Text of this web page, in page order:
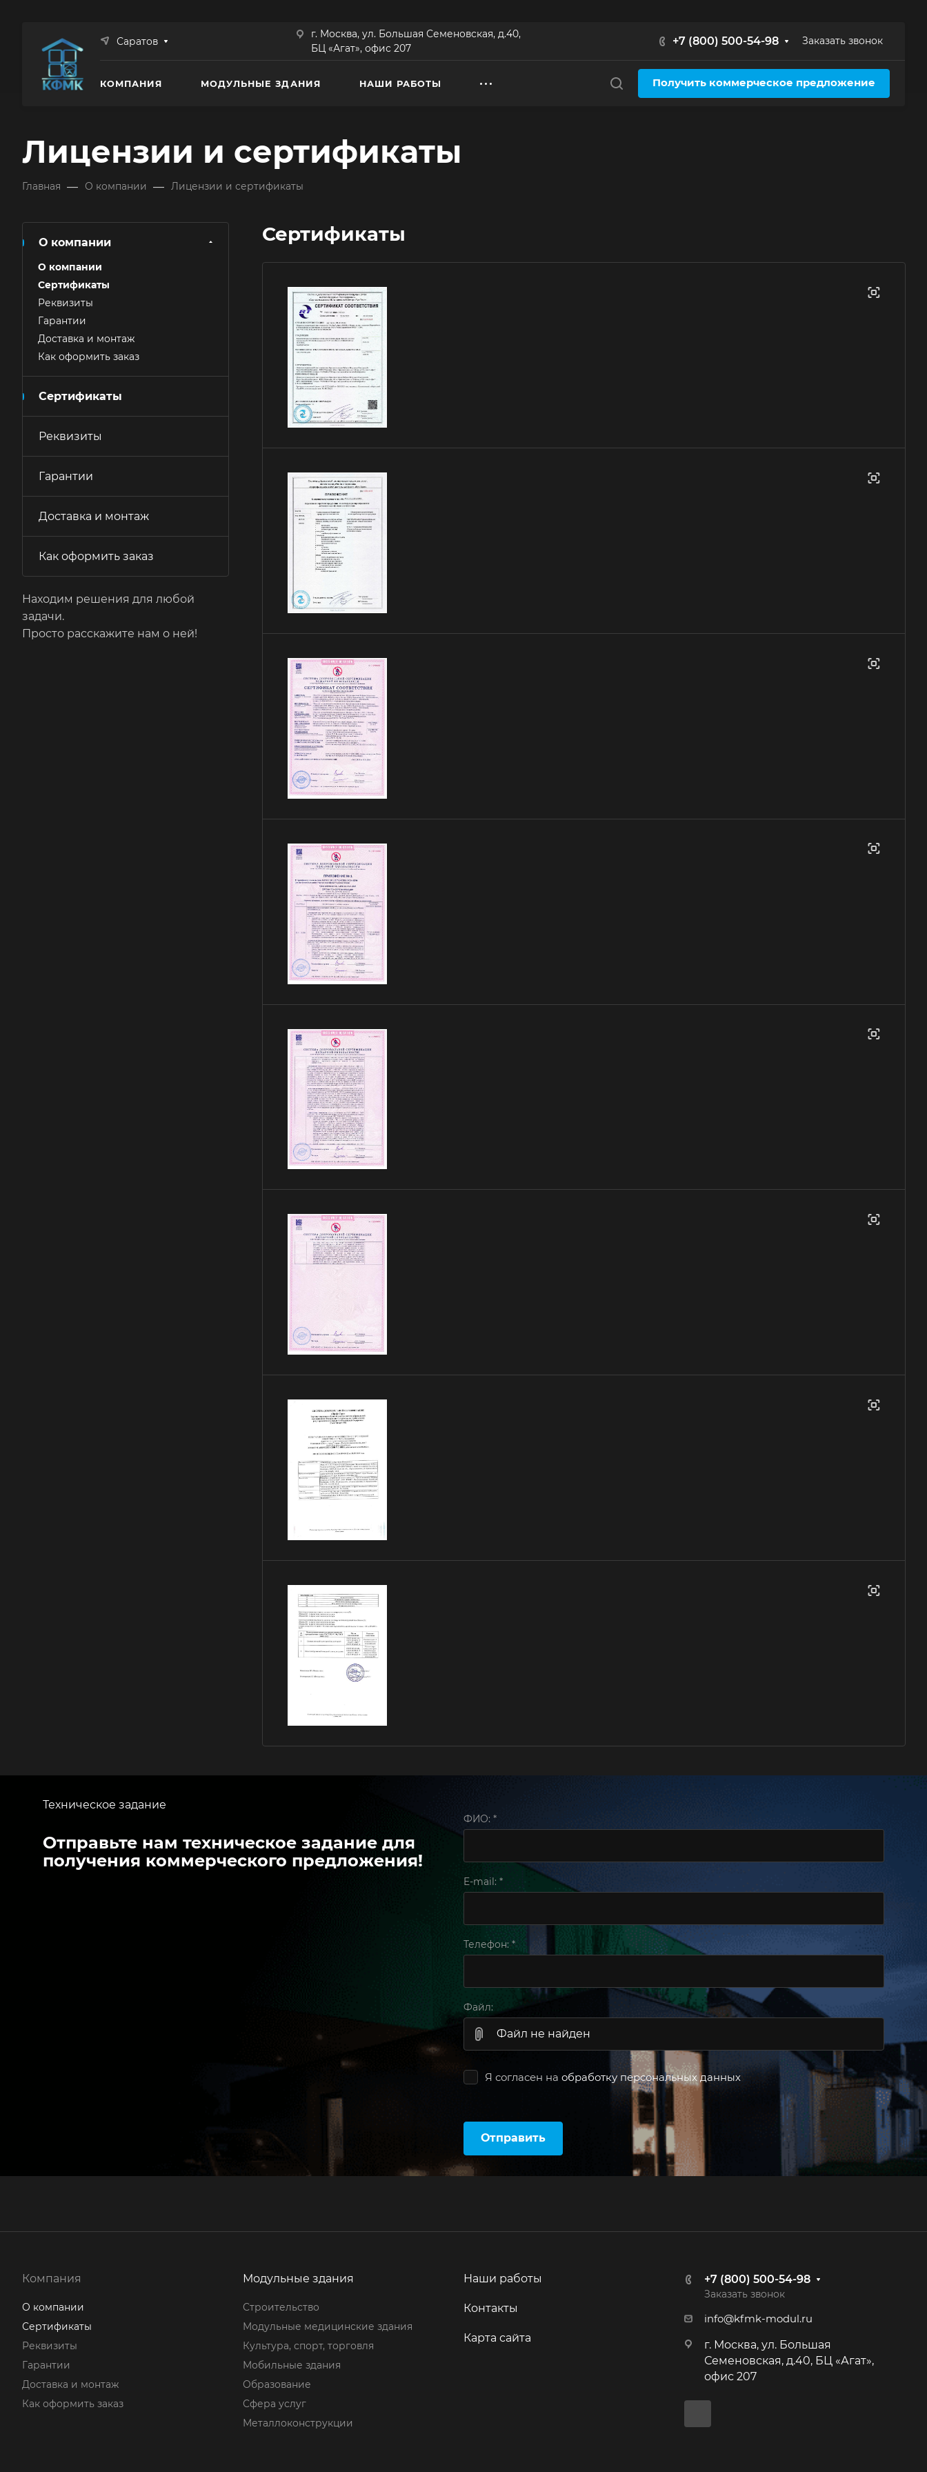
Саратов
г. Москва, ул. Большая Семеновская, д.40,
БЦ «Агат», офис 207
+7 (800) 500-54-98 Заказать звонок
КОМПАНИЯ МОДУЛЬНЫЕ ЗДАНИЯ НАШИ РАБОТЫ Получить коммерческое предложение
Лицензии и сертификаты
Главная — О компании — Лицензии и сертификаты
Сертификаты
О компании
О компании
Сертификаты
Реквизиты
Гарантии
Доставка и монтаж
Как оформить заказ
Сертификаты
Реквизиты
Гарантии
Доставка и монтаж
Как оформить заказ
Находим решения для любой
задачи.
Просто расскажите нам о ней!
Техническое задание
Отправьте нам техническое задание для
получения коммерческого предложения!
ФИО: *
E-mail: *
Телефон:*
Файл:
Файл не найден
Я согласен на обработку персональных данных
Отправить
Компания
О компании
Сертификаты
Реквизиты
Гарантии
Доставка и монтаж
Как оформить заказ
Модульные здания
Строительство
Модульные медицинские здания
Культура, спорт, торговля
Мобильные здания
Образование
Сфера услуг
Металлоконструкции
Наши работы
Контакты
Карта сайта
+7 (800) 500-54-98
Заказать звонок
info@kfmk-modul.ru
г. Москва, ул. Большая
Семеновская, д.40, БЦ «Агат»,
офис 207